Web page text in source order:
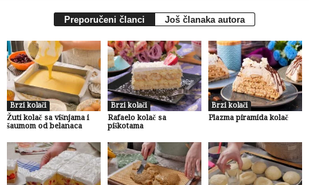
Preporučeni članci Još članaka autora
Brzi kolači
Žuti kolač sa višnjama i
šaumom od belanaca
Brzi kolači
Rafaelo kolač sa
piškotama
Brzi kolači
Plazma piramida kolač